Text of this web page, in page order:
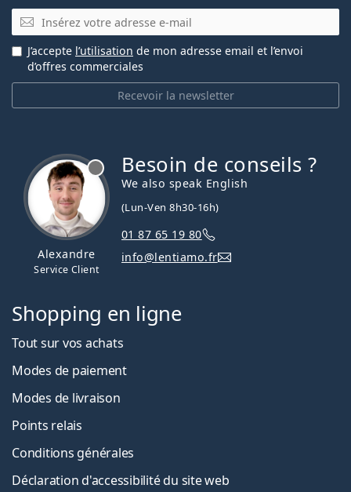
E-mail
Recevoir la newsletter
J’accepte l’utilisation de mon adresse email et l’envoi
d’offres commerciales
Alexandre
Service Client
Besoin de conseils ?
We also speak English
(Lun-Ven 8h30-16h)
01 87 65 19 80
info@lentiamo.fr
Shopping en ligne
Tout sur vos achats
Modes de paiement
Modes de livraison
Points relais
Conditions générales
Déclaration d'accessibilité du site web